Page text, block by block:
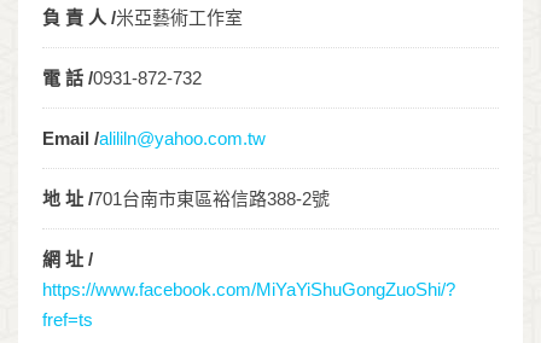
負 責 人 /米亞藝術工作室
電 話 /0931-872-732
Email /alililn@yahoo.com.tw
地 址 /701台南市東區裕信路388-2號
網 址 /
https://www.facebook.com/MiYaYiShuGongZuoShi/?
fref=ts